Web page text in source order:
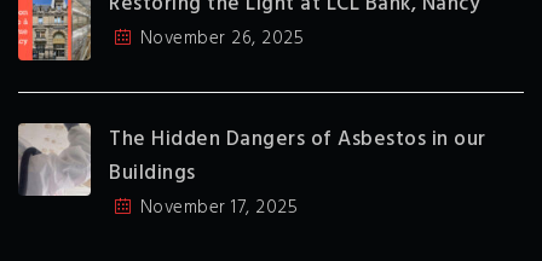
November 26, 2025
The Hidden Dangers of Asbestos in our
Buildings
November 17, 2025